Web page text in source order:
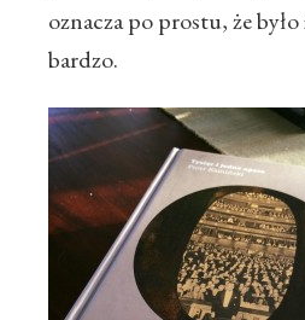
oznacza po prostu, że
bardzo.